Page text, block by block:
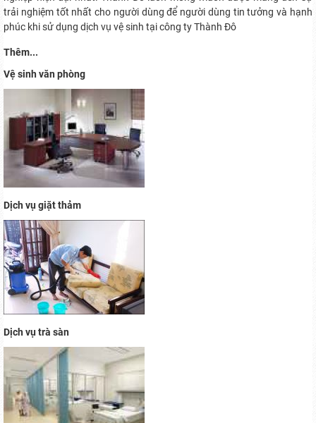
trải nghiệm tốt nhất cho người dùng để người dùng tin tưởng và hạnh
phúc khi sử dụng dịch vụ vệ sinh tại công ty Thành Đô
Thêm...
Vệ sinh văn phòng
Dịch vụ giặt thảm
Dịch vụ trà sàn